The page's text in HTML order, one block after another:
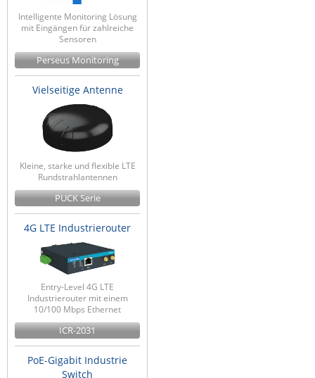
Intelligente Monitoring Lösung
mit Eingängen für zahlreiche
Sensoren
Perseus Monitoring
Vielseitige Antenne
Kleine, starke und flexible LTE
Rundstrahlantennen
PUCK Serie
4G LTE Industrierouter
Entry-Level 4G LTE
Industrierouter mit einem
10/100 Mbps Ethernet
ICR-2031
PoE-Gigabit Industrie
Switch